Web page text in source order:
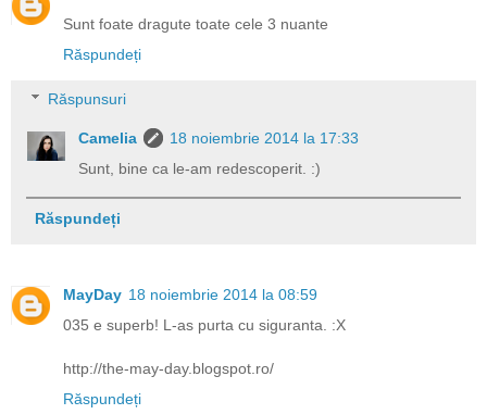
Sunt foate dragute toate cele 3 nuante
Răspundeți
Răspunsuri
Camelia
18 noiembrie 2014 la 17:33
Sunt, bine ca le-am redescoperit. :)
Răspundeți
MayDay 18 noiembrie 2014 la 08:59
035 e superb! L-as purta cu siguranta. :X
http://the-may-day.blogspot.ro/
Răspundeți